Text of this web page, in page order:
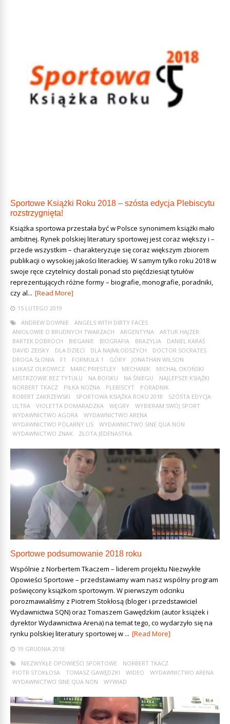
Sportowe Książki Roku 2018 – szósta edycja Plebiscytu
rozstrzygnięta!
Książka sportowa przestała być w Polsce synonimem książki mało
ambitnej. Rynek polskiej literatury sportowej jest coraz większy i –
przede wszystkim – charakteryzuje się coraz większym zbiorem
publikacji o wysokiej jakości literackiej. W samym tylko roku 2018 w
swoje ręce czytelnicy dostali ponad sto pięćdziesiąt tytułów
reprezentujących różne formy – biografie, monografie, poradniki,
czy al... [Read More]
15 LUTEGO 2019
ANDREW DOWNIE
ANGELS WITH DIRTY FACES
ANIOŁOWIE O BRUDNYCH TWARZACH
ARGENTYNA
ARTUR HAJZER
BARTEK DOBROCH
BIEGANIE BIOGRAFIA BRAZYLIA
DANIEL KARAŚ
DAVID ZEISKY
DLA DZIECI DLA NAJMŁODSZYCH
DOCTOR SOCRATES
DROGA SŁONIA
F1 FORMUŁA 1 GÓRY
JONATHAN WILSON
ŁUKASZ OLKOWICZ
MARC PRIESTLEY MECHANIK
MICHAŁ OKOŃSKI
MISTRZOWIE BEZ TYTUŁU
NA BOISKU NA ŚNIEGU
NAJLEPSZE KSIĄŻKI
NORBERT TKACZ
PIŁKA NOŻNA PLEBISCYT
PORADNIK
ROBERT ZAKRZEWSKI
SPORTOWA KSIĄŻKA ROKU 2018
SZÓSTA EDYCJA
ULTRA
VIOLETTA DOMARADZKA WĘGRY
WYBIERAM SWÓJ SPORT
WYDAWNICTWO AGORA
WYDAWNICTWO ARENA
WYDAWNICTWO POLARNY LIS
WYDAWNICTWO SINE QUA NON
WYDAWNICTWO ZNAK
ZŁOTA JEDENASTKA
Sportowe podsumowanie 2018 roku
Wspólnie z Norbertem Tkaczem – liderem projektu Niezwykłe
Opowieści Sportowe – przedstawiamy wam nasz wspólny program
poświęcony książkom sportowym. W pierwszym odcinku
porozmawialiśmy z Piotrem Stokłosą (bloger i przedstawiciel
Wydawnictwa SQN) oraz Tomaszem Gawędzkim (autor książek i
dyrektor Wydawnictwa Arena) na temat tego, co wydarzyło się na
rynku polskiej literatury sportowej w ... [Read More]
19 GRUDNIA 2018
NIEZWYKŁE OPOWIEŚCI SPORTOWE
NORBERT TKACZ
PIOTR STOKŁOSA
TOMASZ GAWĘDZKI WIDEO
WYDAWNICTWO ARENA
WYDAWNICTWO SINE QUA NON
WYWIAD